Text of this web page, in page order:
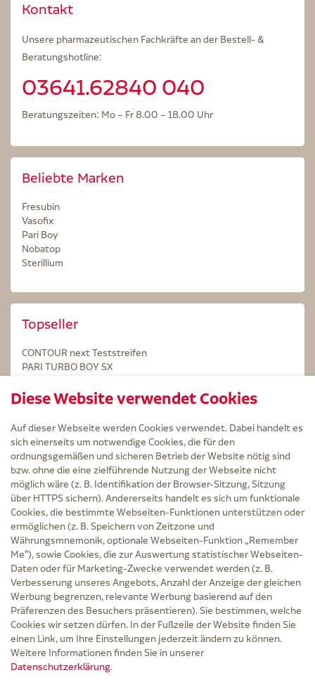
Kontakt
Unsere pharmazeutischen Fachkräfte an der Bestell- &
Beratungshotline:
03641.62840 040
Beratungszeiten: Mo – Fr 8.00 – 18.00 Uhr
Beliebte Marken
Fresubin
Vasofix
Pari Boy
Nobatop
Sterillium
Topseller
CONTOUR next Teststreifen
PARI TURBO BOY SX
Kintex Kinesiologie Tape blau
Service
Versand und Lieferzeit
Kontakt
FAQ
AGB
Cookie-Einstellungen
Datenschutz
Erklärung zur Barrierefreiheit
Widerruf
Impressum
Zu Risiken und Nebenwirkungen lesen Sie die Packungsbeilage und fragen Sie
Ihre Ärztin, Ihren Arzt oder in der Apotheke.
Diese Website verwendet Cookies
Auf dieser Webseite werden Cookies verwendet. Dabei handelt es
sich einerseits um notwendige Cookies, die für den
ordnungsgemäßen und sicheren Betrieb der Website nötig sind
bzw. ohne die eine zielführende Nutzung der Webseite nicht
möglich wäre (z. B. Identifikation der Browser-Sitzung, Sitzung
über HTTPS sichern). Andererseits handelt es sich um funktionale
Cookies, die bestimmte Webseiten-Funktionen unterstützen oder
ermöglichen (z. B. Speichern von Zeitzone und
Währungsmnemonik, optionale Webseiten-Funktion „Remember
Me“), sowie Cookies, die zur Auswertung statistischer Webseiten-
Daten oder für Marketing-Zwecke verwendet werden (z. B.
Verbesserung unseres Angebots, Anzahl der Anzeige der gleichen
Werbung begrenzen, relevante Werbung basierend auf den
Präferenzen des Besuchers präsentieren). Sie bestimmen, welche
Cookies wir setzen dürfen. In der Fußzeile der Website finden Sie
einen Link, um Ihre Einstellungen jederzeit ändern zu können.
Weitere Informationen finden Sie in unserer
Datenschutzerklärung.